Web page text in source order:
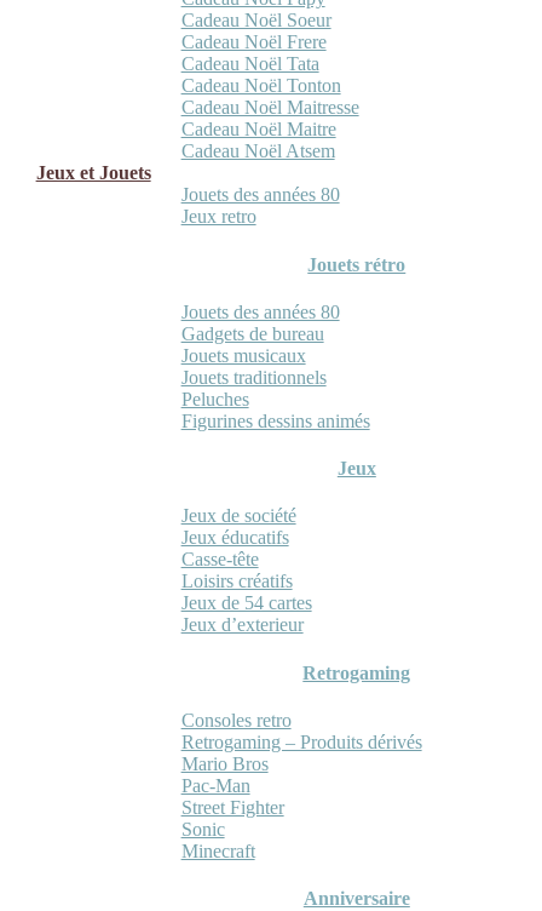
Cadeau Noël Soeur
Cadeau Noël Frere
Cadeau Noël Tata
Cadeau Noël Tonton
Cadeau Noël Maitresse
Cadeau Noël Maitre
Cadeau Noël Atsem
Jeux et Jouets
Jouets des années 80
Jeux retro
Jouets rétro
Jouets des années 80
Gadgets de bureau
Jouets musicaux
Jouets traditionnels
Peluches
Figurines dessins animés
Jeux
Jeux de société
Jeux éducatifs
Casse-tête
Loisirs créatifs
Jeux de 54 cartes
Jeux d’exterieur
Retrogaming
Consoles retro
Retrogaming – Produits dérivés
Mario Bros
Pac-Man
Street Fighter
Sonic
Minecraft
Anniversaire